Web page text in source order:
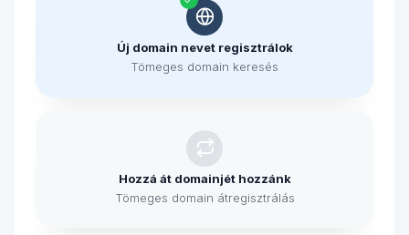
Új domain nevet regisztrálok
Tömeges domain keresés
Hozzá át domainjét hozzánk
Tömeges domain átregisztrálás